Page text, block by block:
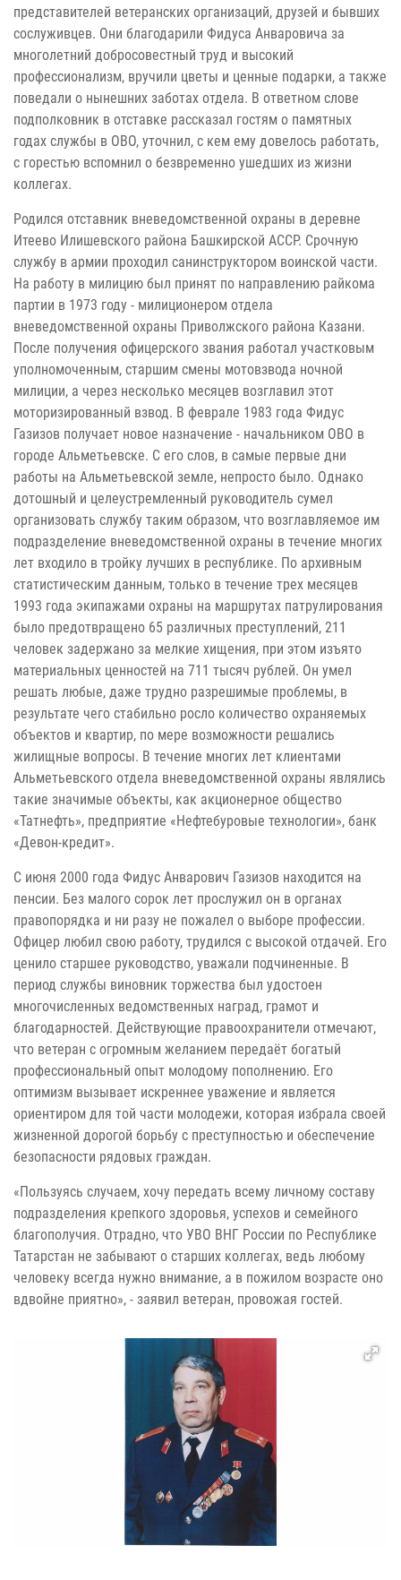
представителей ветеранских организаций, друзей и бывших
сослуживцев. Они благодарили Фидуса Анваровича за
многолетний добросовестный труд и высокий
профессионализм, вручили цветы и ценные подарки, а также
поведали о нынешних заботах отдела. В ответном слове
подполковник в отставке рассказал гостям о памятных
годах службы в ОВО, уточнил, с кем ему довелось работать,
с горестью вспомнил о безвременно ушедших из жизни
коллегах.
Родился отставник вневедомственной охраны в деревне
Итеево Илишевского района Башкирской АССР. Срочную
службу в армии проходил санинструктором воинской части.
На работу в милицию был принят по направлению райкома
партии в 1973 году - милиционером отдела
вневедомственной охраны Приволжского района Казани.
После получения офицерского звания работал участковым
уполномоченным, старшим смены мотовзвода ночной
милиции, а через несколько месяцев возглавил этот
моторизированный взвод. В феврале 1983 года Фидус
Газизов получает новое назначение - начальником ОВО в
городе Альметьевске. С его слов, в самые первые дни
работы на Альметьевской земле, непросто было. Однако
дотошный и целеустремленный руководитель сумел
организовать службу таким образом, что возглавляемое им
подразделение вневедомственной охраны в течение многих
лет входило в тройку лучших в республике. По архивным
статистическим данным, только в течение трех месяцев
1993 года экипажами охраны на маршрутах патрулирования
было предотвращено 65 различных преступлений, 211
человек задержано за мелкие хищения, при этом изъято
материальных ценностей на 711 тысяч рублей. Он умел
решать любые, даже трудно разрешимые проблемы, в
результате чего стабильно росло количество охраняемых
объектов и квартир, по мере возможности решались
жилищные вопросы. В течение многих лет клиентами
Альметьевского отдела вневедомственной охраны являлись
такие значимые объекты, как акционерное общество
«Татнефть», предприятие «Нефтебуровые технологии», банк
«Девон-кредит».
С июня 2000 года Фидус Анварович Газизов находится на
пенсии. Без малого сорок лет прослужил он в органах
правопорядка и ни разу не пожалел о выборе профессии.
Офицер любил свою работу, трудился с высокой отдачей. Его
ценило старшее руководство, уважали подчиненные. В
период службы виновник торжества был удостоен
многочисленных ведомственных наград, грамот и
благодарностей. Действующие правоохранители отмечают,
что ветеран с огромным желанием передаёт богатый
профессиональный опыт молодому пополнению. Его
оптимизм вызывает искреннее уважение и является
ориентиром для той части молодежи, которая избрала своей
жизненной дорогой борьбу с преступностью и обеспечение
безопасности рядовых граждан.
«Пользуясь случаем, хочу передать всему личному составу
подразделения крепкого здоровья, успехов и семейного
благополучия. Отрадно, что УВО ВНГ России по Республике
Татарстан не забывают о старших коллегах, ведь любому
человеку всегда нужно внимание, а в пожилом возрасте оно
вдвойне приятно», - заявил ветеран, провожая гостей.